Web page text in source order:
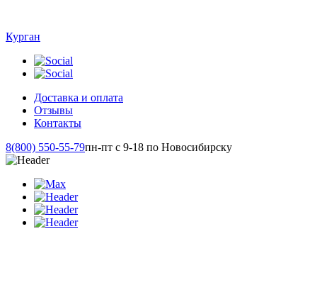
Курган
Доставка и оплата
Отзывы
Контакты
8(800) 550-55-79пн-пт с 9-18 по Новосибирску